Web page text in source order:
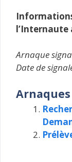
l’Internaute
Arnaque
Date de